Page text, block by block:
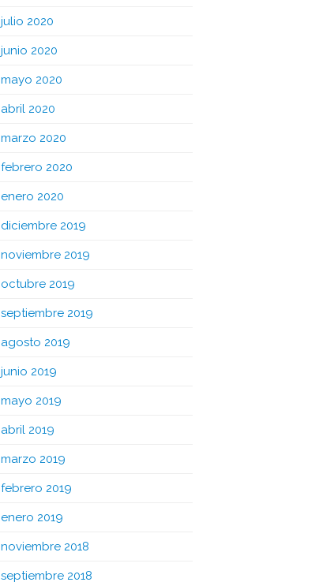
julio 2020
junio 2020
mayo 2020
abril 2020
marzo 2020
febrero 2020
enero 2020
diciembre 2019
noviembre 2019
octubre 2019
septiembre 2019
agosto 2019
junio 2019
mayo 2019
abril 2019
marzo 2019
febrero 2019
enero 2019
noviembre 2018
septiembre 2018